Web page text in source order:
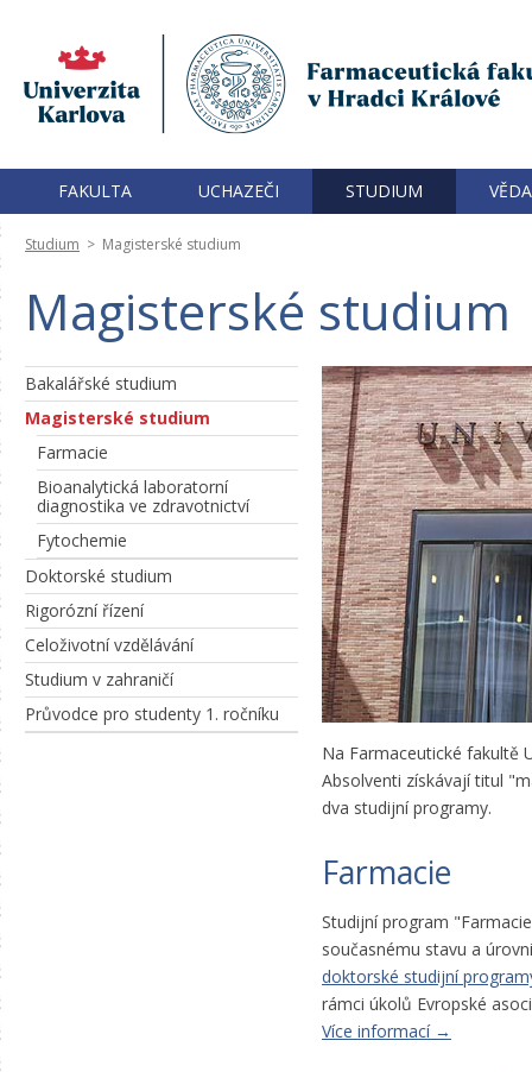
FAKULTA UCHAZEČI STUDIUM
Studium > Magisterské studium
Magisterské studium
Bakalářské studium
Magisterské studium
Farmacie
Bioanalytická laboratorní
diagnostika ve zdravotnictví
Fytochemie
Doktorské studium
Rigorózní řízení
Celoživotní vzdělávání
Studium v zahraničí
Průvodce pro studenty 1. ročníku
Na Farmaceutické fakultě
Absolventi získávají titul
dva studijní programy.
Farmacie
Studijní program
současnému stavu a
doktorské studijní
rámci úkolů Evropské
Více informací →